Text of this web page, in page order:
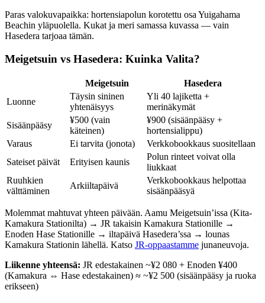
Paras valokuvapaikka: hortensiapolun korotettu osa Yuigahama
Beachin yläpuolella. Kukat ja meri samassa kuvassa — vain
Hasedera tarjoaa tämän.
Meigetsuin vs Hasedera: Kuinka Valita?
Meigetsuin
Hasedera
Luonne
Täysin sininen
yhtenäisyys
Yli 40 lajiketta +
merinäkymät
Sisäänpääsy
¥500 (vain
käteinen)
¥900 (sisäänpääsy +
hortensialippu)
Varaus
Ei tarvita (jonota)
Verkkobookkaus suositellaan
Sateiset päivät
Erityisen kaunis
Polun rinteet voivat olla
liukkaat
Ruuhkien
välttäminen
Arkiiltapäivä
Verkkobookkaus helpottaa
sisäänpääsyä
Molemmat mahtuvat yhteen päivään. Aamu Meigetsuin’issa (Kita-
Kamakura Stationilta) → JR takaisin Kamakura Stationille →
Enoden Hase Stationille → iltapäivä Hasedera’ssa → lounas
Kamakura Stationin lähellä. Katso JR-oppaastamme junaneuvoja.
Liikenne yhteensä: JR edestakainen ~¥2 080 + Enoden ¥400
(Kamakura ⇔ Hase edestakainen) ≈ ~¥2 500 (sisäänpääsy ja ruoka
erikseen)